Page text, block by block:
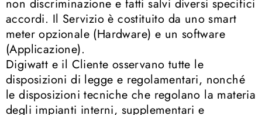
non discriminazione e fatti salvi diversi specifici
accordi. Il Servizio è costituito da uno smart
meter opzionale (Hardware) e un software
(Applicazione).
Digiwatt e il Cliente osservano tutte le
disposizioni di legge e regolamentari, nonché
le disposizioni tecniche che regolano la materia
degli impianti interni, supplementari e